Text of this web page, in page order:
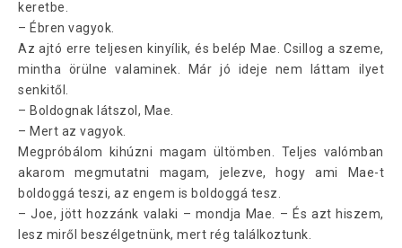
keretbe.
– Ébren vagyok.
Az ajtó erre teljesen kinyílik, és belép Mae. Csillog a szeme,
mintha örülne valaminek. Már jó ideje nem láttam ilyet
senkitől.
– Boldognak látszol, Mae.
– Mert az vagyok.
Megpróbálom kihúzni magam ültömben. Teljes valómban
akarom megmutatni magam, jelezve, hogy ami Mae-t
boldoggá teszi, az engem is boldoggá tesz.
– Joe, jött hozzánk valaki – mondja Mae. – És azt hiszem,
lesz miről beszélgetnünk, mert rég találkoztunk.